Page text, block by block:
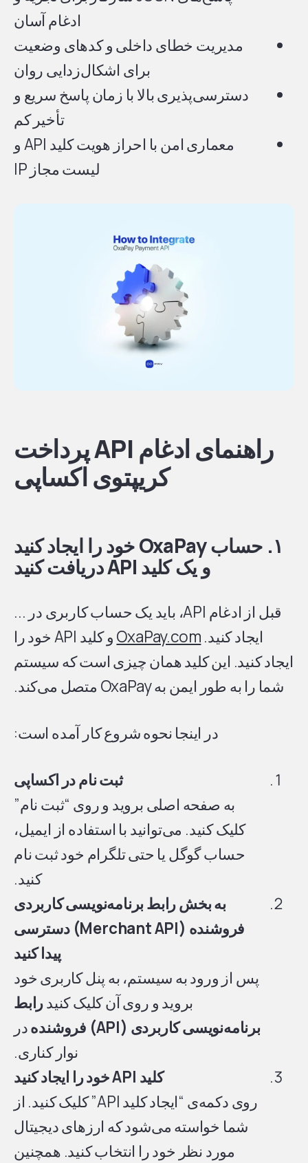
ادغام آسان
مدیریت خطای داخلی و کدهای وضعیت
برای اشکال‌زدایی روان
دسترسی‌پذیری بالا با زمان پاسخ سریع و
تأخیر کم
معماری امن با احراز هویت کلید API و
لیست مجاز IP
راهنمای ادغام API پرداخت
کریپتوی اکساپی
۱. حساب OxaPay خود را ایجاد کنید
و یک کلید API دریافت کنید
قبل از ادغام API، باید یک حساب کاربری در ...
ایجاد کنید.OxaPay.com
و کلید API خود را
ایجاد کنید. این کلید همان چیزی است که سیستم
شما را به طور ایمن به OxaPay متصل می‌کند.
در اینجا نحوه شروع کار آمده است:
ثبت نام در اکساپی
به صفحه اصلی بروید و روی “ثبت نام”
کلیک کنید. می‌توانید با استفاده از ایمیل،
حساب گوگل یا حتی تلگرام خود ثبت نام
کنید.
به بخش رابط برنامه‌نویسی کاربردی
فروشنده (Merchant API) دسترسی
پیدا کنید
پس از ورود به سیستم، به پنل کاربری خود
بروید و روی آن کلیک کنیدرابط
برنامه‌نویسی کاربردی (API) فروشنده
در
نوار کناری.
کلید API خود را ایجاد کنید
روی دکمه‌ی “ایجاد کلید API” کلیک کنید. از
شما خواسته می‌شود که ارزهای دیجیتال
مورد نظر خود را انتخاب کنید. همچنین